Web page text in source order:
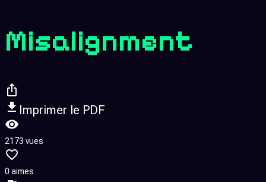
Misalignment
Imprimer le PDF
2173 vues
0 aimes